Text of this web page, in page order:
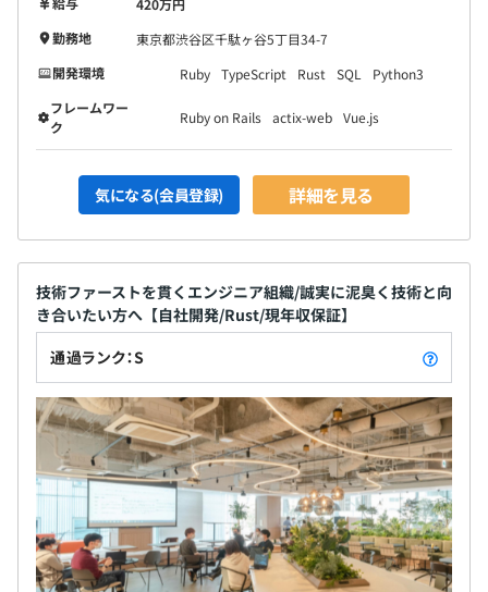
開発ディレクターなども含め、各チーム6名前後で開発を
おこなっております。
420万円
勤務地
東京都渋谷区千駄ヶ谷5丁目34-7
開発環境
Ruby TypeScript Rust SQL
Python3
フレームワー
ク
Ruby on Rails actix-web Vue.js
気になる(会員登録) 詳細を見る
技術ファーストを貫くエンジニア組織/誠実に泥臭く技術と向
き合いたい方へ【自社開発/Rust/現年収保証】
通過ランク：S